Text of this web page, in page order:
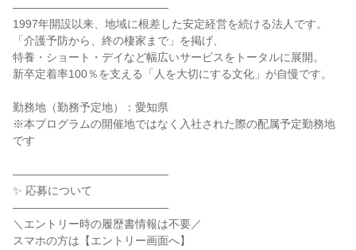
――――――――――――――
1997年開設以来、地域に根差した安定経営を続ける法人です。
「介護予防から、終の棲家まで」を掲げ、
特養・ショート・デイなど幅広いサービスをトータルに展開。
新卒定着率100％を支える「人を大切にする文化」が自慢です。
勤務地（勤務予定地）：愛知県
※本プログラムの開催地ではなく入社された際の配属予定勤務地
です
――――――――――――――
✨ 応募について
――――――――――――――
＼エントリー時の履歴書情報は不要／
スマホの方は【エントリー画面へ】